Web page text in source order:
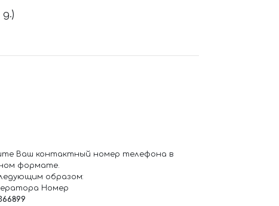
Ваш контактный номер телефона в
формате.
образом:
Номер